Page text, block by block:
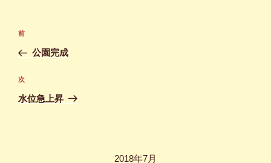
投
ナ
ビ
ゲ
前
の
稿
前
公園完成
次
の
次
水位急上昇
2018年7月